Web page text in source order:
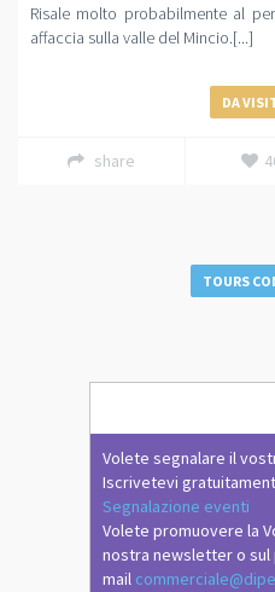
Risale molto probabilmente al
affaccia sulla valle del Mincio.[...]
DA
share
TOURS
Volete segnalare il
Iscrivetevi
Segnalazione eventi
Volete promuovere la
nostra newsletter o sul
mail